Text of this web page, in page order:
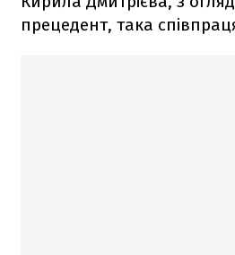
прецедент, така